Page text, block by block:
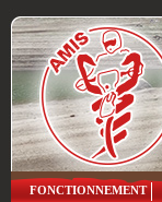
FONCTIONNEMENT